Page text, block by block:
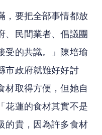
，要把全部事情都放
、民間業者、倡議團
受的共識。」陳培瑜
市政府就難好好討
材取得方便，但她自
花蓮的食材其實不是
的貴，因為許多食材